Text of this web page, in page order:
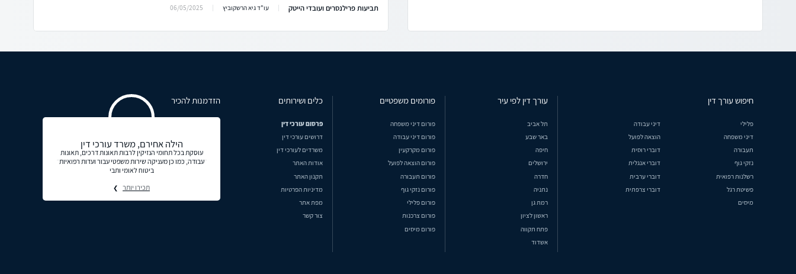
תביעות פרילנסרים ועובדי הייטק עו"ד גיא הרשקוביץ 06/05/2025
חיפוש עורך דין
פלילי
דיני עבודה
דיני משפחה
הוצאה לפועל
תעבורה
דוברי רוסית
נזקי גוף
דוברי אנגלית
רשלנות רפואית
דוברי ערבית
פשיטת רגל
דוברי צרפתית
מיסים
עורך דין לפי עיר
תל אביב
באר שבע
חיפה
ירושלים
חדרה
נתניה
רמת גן
ראשון לציון
פתח תקווה
אשדוד
פורומים משפטיים
פורום דיני משפחה
פורום דיני עבודה
פורום מקרקעין
פורום הוצאה לפועל
פורום תעבורה
פורום נזקי גוף
פורום פלילי
פורום צרכנות
פורום מיסים
כלים ושירותים
פרסום עורכי דין
דרושים עורכי דין
משרדים לעורכי דין
אודות האתר
תקנון האתר
מדיניות הפרטיות
מפת אתר
צור קשר
הזדמנות להכיר
הילה אחירם, משרד עורכי דין
עוסקת בכל תחומי הנזיקין לרבות תאונות דרכים, תאונות
עבודה, כמו כן מעניקה שירות משפטי עבור ועדות רפואיות
ביטוח לאומי ותבי
תכירו יותר